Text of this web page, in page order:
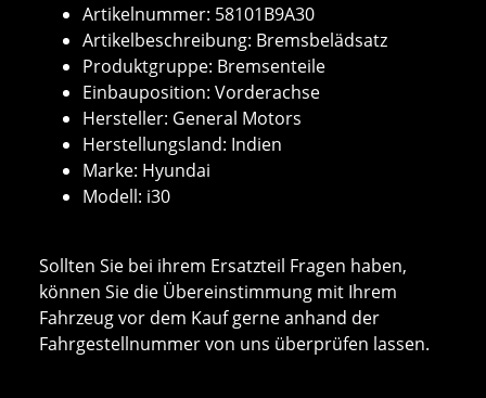
Artikelnummer: 58101B9A30
Artikelbeschreibung: Bremsbelädsatz
Produktgruppe: Bremsenteile
Einbauposition: Vorderachse
Hersteller: General Motors
Herstellungsland: Indien
Marke: Hyundai
Modell: i30
Sollten Sie bei ihrem Ersatzteil Fragen haben,
können Sie die Übereinstimmung mit Ihrem
Fahrzeug vor dem Kauf gerne anhand der
Fahrgestellnummer von uns überprüfen lassen.